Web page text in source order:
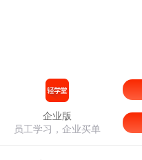
企业版
员工学习，企业买单